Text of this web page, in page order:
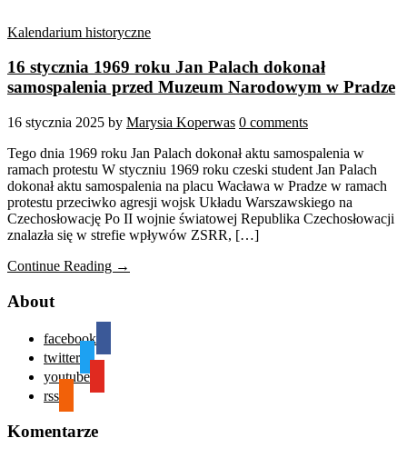
Kalendarium historyczne
16 stycznia 1969 roku Jan Palach dokonał
samospalenia przed Muzeum Narodowym w Pradze
16 stycznia 2025 by Marysia Koperwas 0 comments
Tego dnia 1969 roku Jan Palach dokonał aktu samospalenia w
ramach protestu W styczniu 1969 roku czeski student Jan Palach
dokonał aktu samospalenia na placu Wacława w Pradze w ramach
protestu przeciwko agresji wojsk Układu Warszawskiego na
Czechosłowację Po II wojnie światowej Republika Czechosłowacji
znalazła się w strefie wpływów ZSRR, […]
Continue Reading →
About
facebook
twitter
youtube
rss
Komentarze